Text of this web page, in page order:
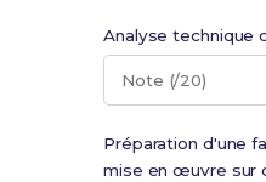
Analyse technique
Note (/20)
Préparation d'une
mise en œuvre sur